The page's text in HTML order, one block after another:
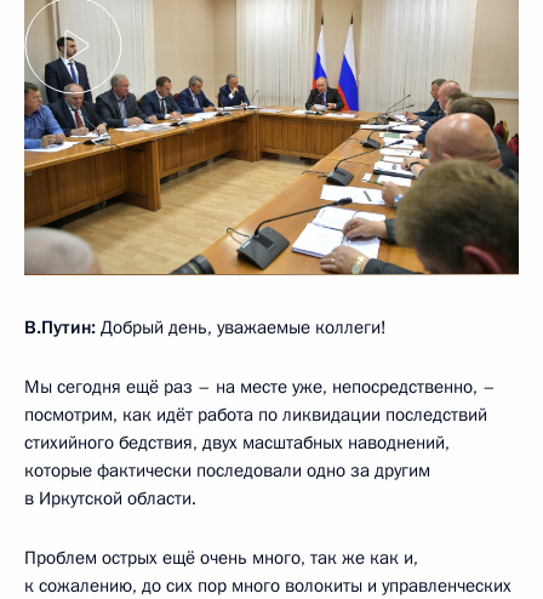
В.Путин: Добрый день, уважаемые коллеги!
Мы сегодня ещё раз – на месте уже, непосредственно, –
посмотрим, как идёт работа по ликвидации последствий
стихийного бедствия, двух масштабных наводнений,
которые фактически последовали одно за другим
в Иркутской области.
Проблем острых ещё очень много, так же как и,
к сожалению, до сих пор много волокиты и управленческих